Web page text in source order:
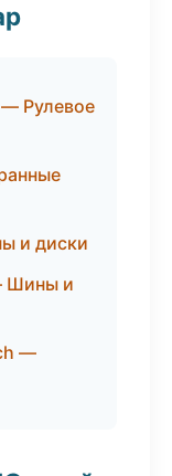
— Рулевое
и диски
Шины и
—